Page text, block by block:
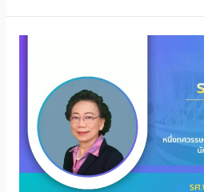
ประชุม
ไกล
เพื่อ